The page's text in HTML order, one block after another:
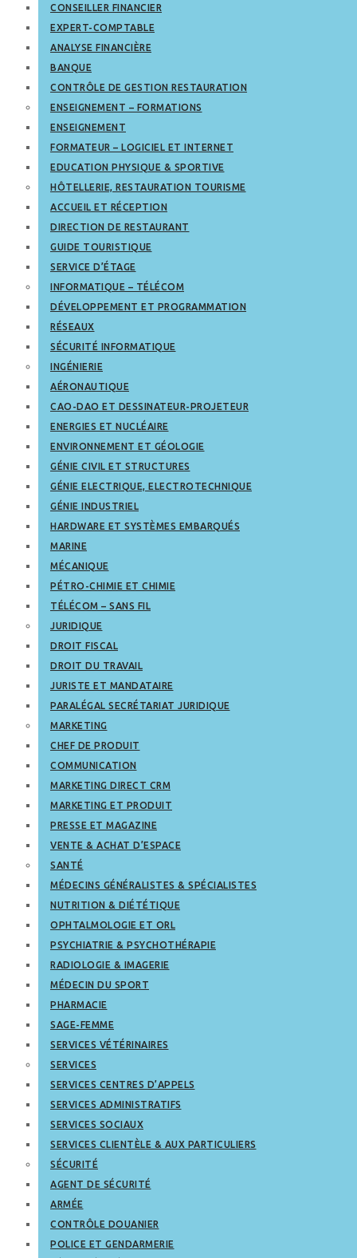
CONSEILLER FINANCIER
EXPERT-COMPTABLE
ANALYSE FINANCIÈRE
BANQUE
CONTRÔLE DE GESTION RESTAURATION
ENSEIGNEMENT – FORMATIONS
ENSEIGNEMENT
FORMATEUR – LOGICIEL ET INTERNET
EDUCATION PHYSIQUE & SPORTIVE
HÔTELLERIE, RESTAURATION TOURISME
ACCUEIL ET RÉCEPTION
DIRECTION DE RESTAURANT
GUIDE TOURISTIQUE
SERVICE D’ÉTAGE
INFORMATIQUE – TÉLÉCOM
DÉVELOPPEMENT ET PROGRAMMATION
RÉSEAUX
SÉCURITÉ INFORMATIQUE
INGÉNIERIE
AÉRONAUTIQUE
CAO-DAO ET DESSINATEUR-PROJETEUR
ENERGIES ET NUCLÉAIRE
ENVIRONNEMENT ET GÉOLOGIE
GÉNIE CIVIL ET STRUCTURES
GÉNIE ELECTRIQUE, ELECTROTECHNIQUE
GÉNIE INDUSTRIEL
HARDWARE ET SYSTÈMES EMBARQUÉS
MARINE
MÉCANIQUE
PÉTRO-CHIMIE ET CHIMIE
TÉLÉCOM – SANS FIL
JURIDIQUE
DROIT FISCAL
DROIT DU TRAVAIL
JURISTE ET MANDATAIRE
PARALÉGAL SECRÉTARIAT JURIDIQUE
MARKETING
CHEF DE PRODUIT
COMMUNICATION
MARKETING DIRECT CRM
MARKETING ET PRODUIT
PRESSE ET MAGAZINE
VENTE & ACHAT D’ESPACE
SANTÉ
MÉDECINS GÉNÉRALISTES & SPÉCIALISTES
NUTRITION & DIÉTÉTIQUE
OPHTALMOLOGIE ET ORL
PSYCHIATRIE & PSYCHOTHÉRAPIE
RADIOLOGIE & IMAGERIE
MÉDECIN DU SPORT
PHARMACIE
SAGE-FEMME
SERVICES VÉTÉRINAIRES
SERVICES
SERVICES CENTRES D’APPELS
SERVICES ADMINISTRATIFS
SERVICES SOCIAUX
SERVICES CLIENTÈLE & AUX PARTICULIERS
SÉCURITÉ
AGENT DE SÉCURITÉ
ARMÉE
CONTRÔLE DOUANIER
POLICE ET GENDARMERIE